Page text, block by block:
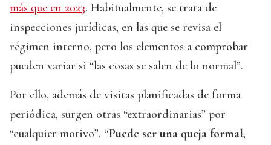
más que en 2023. Habitualmente, se trata de
inspecciones jurídicas, en las que se revisa el
régimen interno, pero los elementos a comprobar
pueden variar si “las cosas se salen de lo normal”.
Por ello, además de visitas planificadas de forma
periódica, surgen otras “extraordinarias” por
“cualquier motivo”. “Puede ser una queja formal,